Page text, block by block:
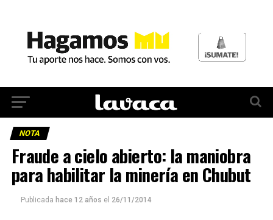
NOTA
Fraude a cielo abierto: la maniobra
para habilitar la minería en Chubut
Publicada hace 12 años el 26/11/2014